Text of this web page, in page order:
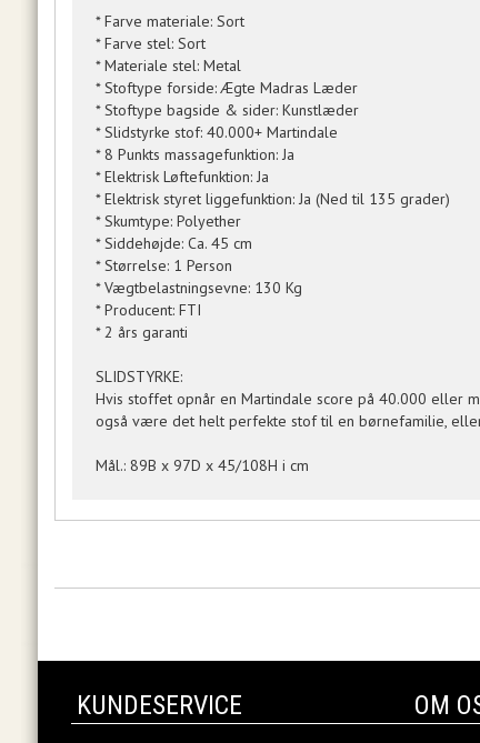
* Farve materiale: Sort
* Farve stel: Sort
* Materiale stel: Metal
* Stoftype forside: Ægte Madras Læder
* Stoftype bagside & sider: Kunstlæder
* Slidstyrke stof: 40.000+ Martindale
* 8 Punkts massagefunktion: Ja
* Elektrisk Løftefunktion: Ja
* Elektrisk styret liggefunktion: Ja (Ned til 135 grader)
* Skumtype: Polyether
* Siddehøjde: Ca. 45 cm
* Størrelse: 1 Person
* Vægtbelastningsevne: 130 Kg
* Producent: FTI
* 2 års garanti
SLIDSTYRKE:
Hvis stoffet opnår en Martindale score på 40.000 eller
også være det helt perfekte stof til en børnefamilie,
Mål.: 89B x 97D x 45/108H i cm
KUNDESERVICE OM